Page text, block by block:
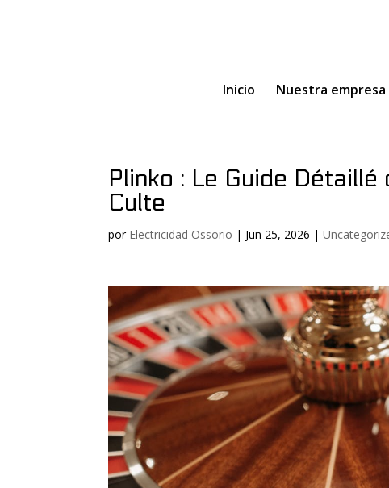
Inicio Nuestra empresa
Plinko : Le Guide
Culte
por Electricidad Ossorio | Jun 25, 2026 |